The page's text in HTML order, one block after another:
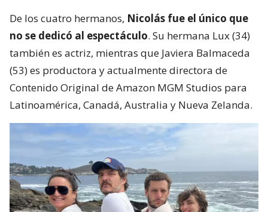
De los cuatro hermanos, Nicolás fue el único que
no se dedicó al espectáculo. Su hermana Lux (34)
también es actriz, mientras que Javiera Balmaceda
(53) es productora y actualmente directora de
Contenido Original de Amazon MGM Studios para
Latinoamérica, Canadá, Australia y Nueva Zelanda.